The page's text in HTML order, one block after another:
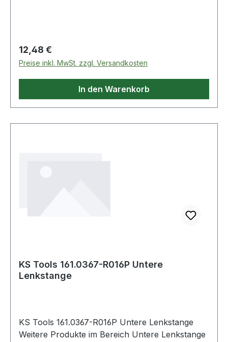
Regulärer Preis:
12,48 €
Preise inkl. MwSt. zzgl. Versandkosten
In den Warenkorb
KS Tools 161.0367-R016P Untere
Lenkstange
KS Tools 161.0367-R016P Untere Lenkstange
Weitere Produkte im Bereich Untere Lenkstange